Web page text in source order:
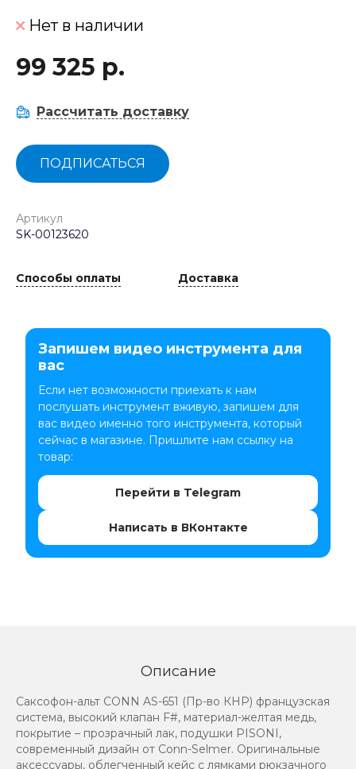
Нет в наличии
99 325 р.
Рассчитать доставку
ПОДПИСАТЬСЯ
Артикул
SK-00123620
Способы оплаты Доставка
Запишем видео инструмента для
вас
Если нет возможности приехать к нам
послушать инструмент вживую, запишем для
вас видео именно того инструмента, который
сейчас в магазине. Пришлите нам ссылку на
товар:
Перейти в Telegram
Написать в ВКонтакте
Описание
Саксофон-альт CONN AS-651 (Пр-во КНР) французская
система, высокий клапан F#, материал-желтая медь,
покрытие – прозрачный лак, подушки PISONI,
современный дизайн от Conn-Selmer. Оригинальные
аксессуары, облегченный кейс с лямками рюкзачного